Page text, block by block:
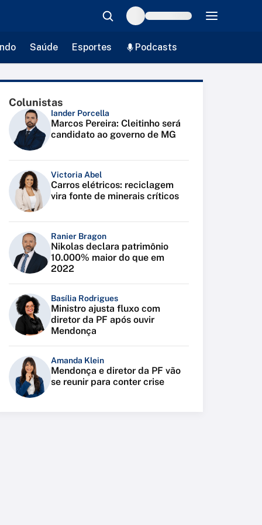
Saúde Esportes Podcasts
Colunistas
Iander Porcella
Marcos Pereira: Cleitinho será
candidato ao governo de MG
Victoria Abel
Carros elétricos: reciclagem
vira fonte de minerais críticos
Ranier Bragon
Nikolas declara patrimônio
10.000% maior do que em
2022
Basília Rodrigues
Ministro ajusta fluxo com
diretor da PF após ouvir
Mendonça
Amanda Klein
Mendonça e diretor da PF vão
se reunir para conter crise